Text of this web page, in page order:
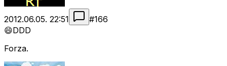
2012.06.05. 22:51 #166
😄DDD
Forza.